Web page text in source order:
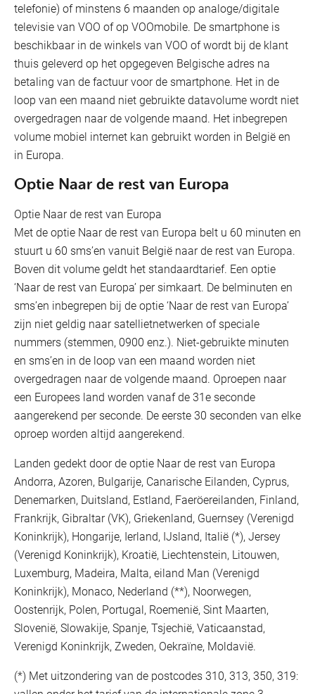
telefonie) of minstens 6 maanden op analoge/digitale
televisie van VOO of op VOOmobile. De smartphone is
beschikbaar in de winkels van VOO of wordt bij de klant
thuis geleverd op het opgegeven Belgische adres na
betaling van de factuur voor de smartphone. Het in de
loop van een maand niet gebruikte datavolume wordt niet
overgedragen naar de volgende maand. Het inbegrepen
volume mobiel internet kan gebruikt worden in België en
in Europa.
Optie Naar de rest van Europa
Optie Naar de rest van Europa
Met de optie Naar de rest van Europa belt u 60 minuten en
stuurt u 60 sms’en vanuit België naar de rest van Europa.
Boven dit volume geldt het standaardtarief. Een optie
‘Naar de rest van Europa’ per simkaart. De belminuten en
sms’en inbegrepen bij de optie ‘Naar de rest van Europa’
zijn niet geldig naar satellietnetwerken of speciale
nummers (stemmen, 0900 enz.). Niet-gebruikte minuten
en sms’en in de loop van een maand worden niet
overgedragen naar de volgende maand. Oproepen naar
een Europees land worden vanaf de 31e seconde
aangerekend per seconde. De eerste 30 seconden van elke
oproep worden altijd aangerekend.
Landen gedekt door de optie Naar de rest van Europa
Andorra, Azoren, Bulgarije, Canarische Eilanden, Cyprus,
Denemarken, Duitsland, Estland, Faeröereilanden, Finland,
Frankrijk, Gibraltar (VK), Griekenland, Guernsey (Verenigd
Koninkrijk), Hongarije, Ierland, IJsland, Italië (*), Jersey
(Verenigd Koninkrijk), Kroatië, Liechtenstein, Litouwen,
Luxemburg, Madeira, Malta, eiland Man (Verenigd
Koninkrijk), Monaco, Nederland (**), Noorwegen,
Oostenrijk, Polen, Portugal, Roemenië, Sint Maarten,
Slovenië, Slowakije, Spanje, Tsjechië, Vaticaanstad,
Verenigd Koninkrijk, Zweden, Oekraïne, Moldavië.
(*) Met uitzondering van de postcodes 310, 313, 350, 319: